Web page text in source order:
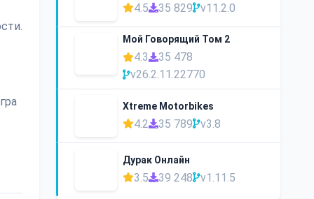
4.5 35 829 v11.2.0
Мой Говорящий Том 2
4.3
35 478
v26.2.11.22770
Xtreme Motorbikes
4.2 35 789 v3.8
Дурак Онлайн
3.5 39 248 v1.11.5